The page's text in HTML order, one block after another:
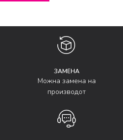
ЗАМЕНА
Можна замена на
производот